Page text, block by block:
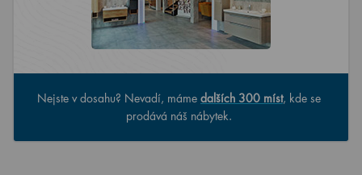
Nejste v dosahu? Nevadí, máme dalších 300 míst, kde se
prodává náš nábytek.